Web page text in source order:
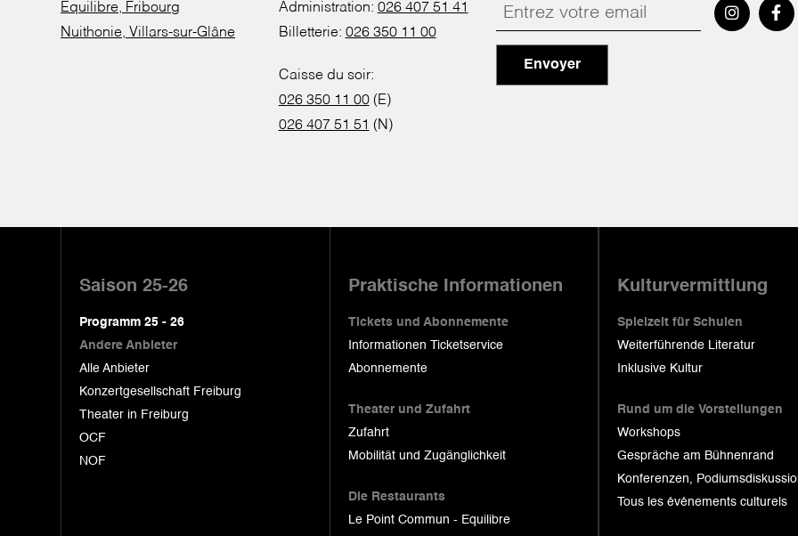
Equilibre, Fribourg
Nuithonie, Villars-sur-Glâne
Administration: 026 407 51 41
Billetterie: 026 350 11 00
Caisse du soir:
026 350 11 00(E)
026 407 51 51 (N)
Envoyer
Saison 25-26
Programm 25 - 26
Andere Anbieter
Alle Anbieter
Konzertgesellschaft Freiburg
Theater in Freiburg
OCF
NOF
Praktische Informationen
Tickets und Abonnemente
Informationen Ticketservice
Abonnemente
Theater und Zufahrt
Zufahrt
Mobilität und Zugänglichkeit
Die Restaurants
Le Point Commun - Equilibre
Kulturvermittlung
Spielzeit für Schulen
Weiterführende Literatur
Inklusive Kultur
Rund um die Vorstellungen
Workshops
Gespräche am Bühnenrand
Konferenzen,
Tous les événements culturels